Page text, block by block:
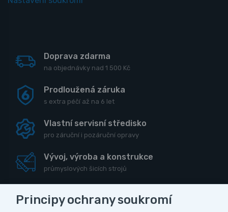
Doprava zdarma
na objednávky nad 1 500 Kč
Prodloužená záruka
s extra péčí až na 6 let
Vlastní servisní středisko
pro záruční i pozáruční opravy
Vývoj, výroba a konstrukce
průmyslových šicích strojů
Principy ochrany soukromí